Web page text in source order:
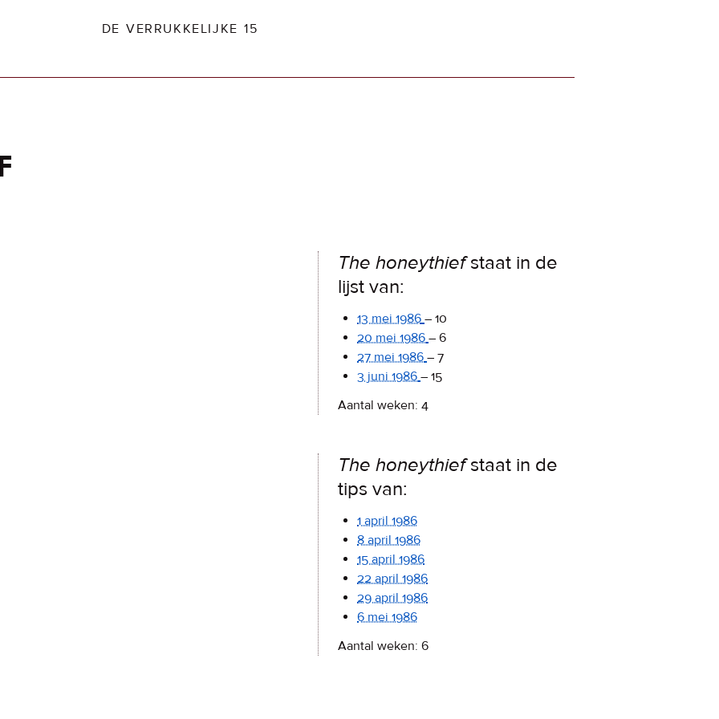
DE VERRUKKELIJKE 15
The honeythiefstaat in de
lijst van:
13 mei 1986 – 10
20 mei 1986 – 6
27 mei 1986 – 7
3 juni 1986 – 15
Aantal weken: 4
The honeythiefstaat in de
tips van:
1 april 1986
8 april 1986
15 april 1986
22 april 1986
29 april 1986
6 mei 1986
Aantal weken: 6